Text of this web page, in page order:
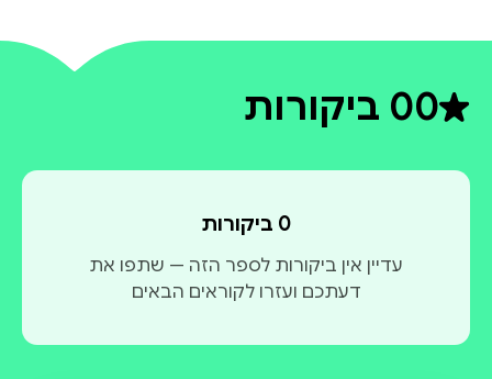
0דירוג ממוצע 0 מתוך 5
0 ביקורות
0 ביקורות
עדיין אין ביקורות לספר הזה — שתפו את
דעתכם ועזרו לקוראים הבאים